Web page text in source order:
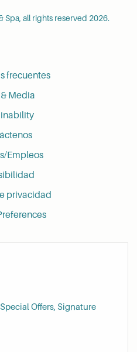
Spa, all rights reserved 2026.
frecuentes
& Media
Empleos
privacidad
Offers, Signature